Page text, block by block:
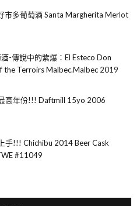
市多葡萄酒 Santa Margherita Merlot
-傳說中的紫爆：El Esteco Don
the Terroirs Malbec.Malbec 2019
高年份!!! Daftmill 15yo 2006
手!!! Chichibu 2014 Beer Cask
#11049